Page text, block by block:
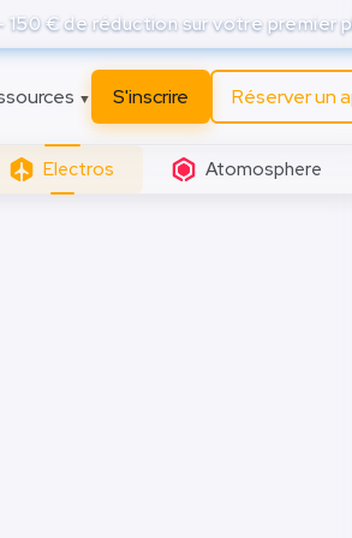
€ de réduction sur votre premier
▼ S'inscrire Réserver un
Electros Atomosphere